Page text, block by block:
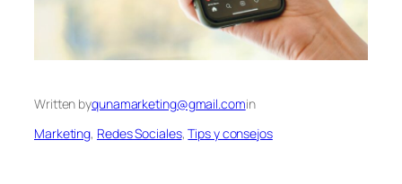
Written byqunamarketing@gmail.comin
Marketing, Redes Sociales, Tips y consejos